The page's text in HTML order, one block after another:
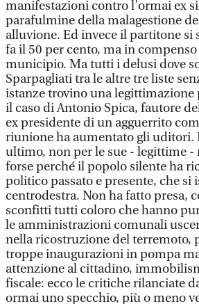
manifestazioni contro l’ormai ex
parafulmine della malagestione
alluvione. Ed invece il partitone si
fa il 50 per cento, ma in
municipio. Ma tutti i delusi dove
Sparpagliati tra le altre tre liste
istanze trovino una legittimazione
il caso di Antonio Spica, fautore
ex presidente di un agguerrito
riunione ha aumentato gli uditori.
ultimo, non per le sue - legittime
forse perché il popolo silente ha
politico passato e presente, che si
centrodestra. Non ha fatto presa,
sconfitti tutti coloro che hanno
le amministrazioni comunali
nella ricostruzione del terremoto,
troppe inaugurazioni in pompa
attenzione al cittadino,
fiscale: ecco le critiche rilanciate
ormai uno specchio, più o meno